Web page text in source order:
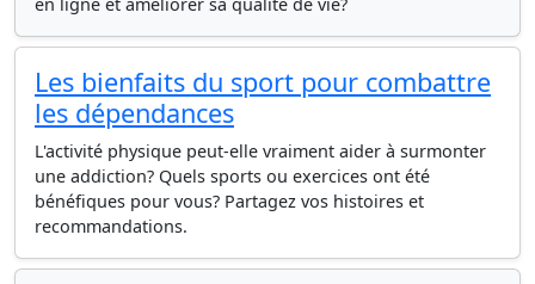
Les bienfaits du sport pour combattre
les dépendances
L'activité physique peut-elle vraiment aider à surmonter
une addiction? Quels sports ou exercices ont été
bénéfiques pour vous? Partagez vos histoires et
recommandations.